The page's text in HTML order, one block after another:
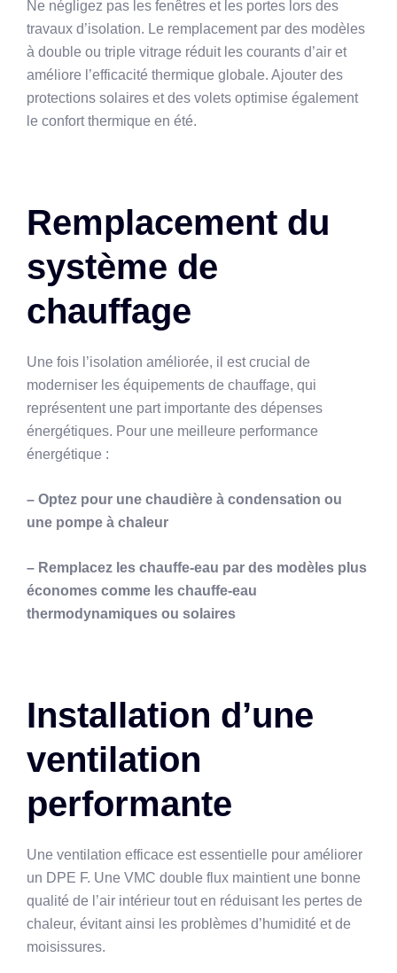
Ne négligez pas les fenêtres et les portes lors des
travaux d’isolation. Le remplacement par des modèles
à double ou triple vitrage réduit les courants d’air et
améliore l’efficacité thermique globale. Ajouter des
protections solaires et des volets optimise également
le confort thermique en été.
Remplacement du
système de
chauffage
Une fois l’isolation améliorée, il est crucial de
moderniser les équipements de chauffage, qui
représentent une part importante des dépenses
énergétiques. Pour une meilleure performance
énergétique :
– Optez pour une chaudière à condensation ou
une pompe à chaleur
– Remplacez les chauffe-eau par des modèles plus
économes comme les chauffe-eau
thermodynamiques ou solaires
Installation d’une
ventilation
performante
Une ventilation efficace est essentielle pour améliorer
un DPE F. Une VMC double flux maintient une bonne
qualité de l’air intérieur tout en réduisant les pertes de
chaleur, évitant ainsi les problèmes d’humidité et de
moisissures.